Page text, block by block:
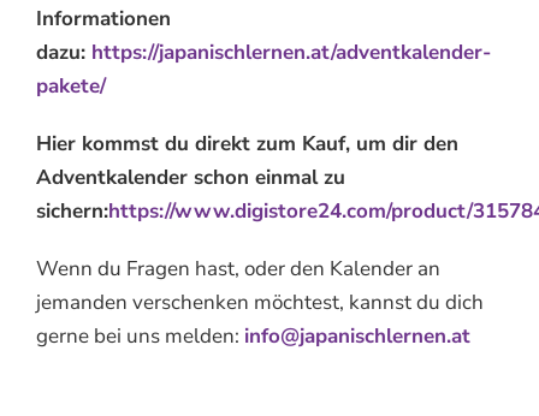
Informationen
dazu: https://japanischlernen.at/adventkalender-
pakete/
Hier kommst du direkt zum Kauf, um dir den
Adventkalender schon einmal zu
sichern:https://www.digistore24.com/product/
Wenn du Fragen hast, oder den Kalender an
jemanden verschenken möchtest, kannst du dich
gerne bei uns melden: info@japanischlernen.at